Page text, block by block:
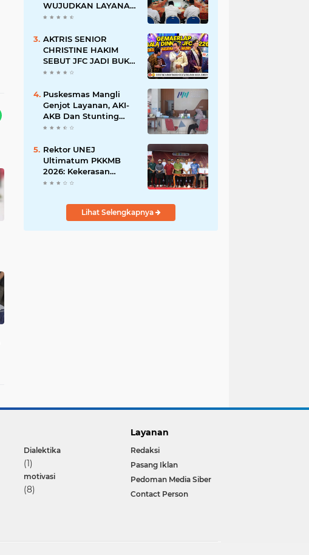
WUJUDKAN LAYANAN
BERSINAR DAN
AKTRIS SENIOR
CHRISTINE HAKIM
SEBUT JFC JADI BUKTI
KREATIVITAS ANAK
Puskesmas Mangli
Genjot Layanan, AKI-
AKB Dan Stunting
Ditekan
Rektor UNEJ
Ultimatum PKKMB
2026: Kekerasan
Dilarang, Dekan Turun
Lihat Selengkapnya
Dialektika
(1)
motivasi
(8)
Layanan
Redaksi
Pasang Iklan
Pedoman Media Siber
Contact Person